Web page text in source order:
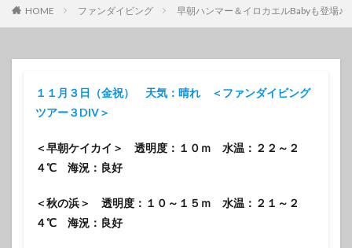
HOME ファンダイビング 早朝ハンマー＆イロカエルBabyも登場♪
１１月３日（金祝） 天気：晴れ ＜ファンダイビング
ツアー３DIV＞
＜早朝ケイカイ＞ 透明度：１０ｍ 水温：２２～２
４℃ 海況：良好
＜秋の浜＞ 透明度：１０～１５ｍ 水温：２１～２
４℃ 海況：良好